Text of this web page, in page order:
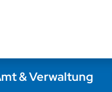
& Verwaltung